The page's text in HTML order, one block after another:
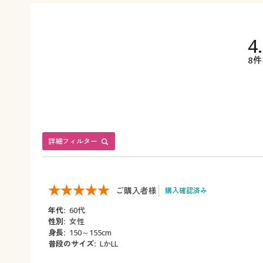
8件
詳細フィルター
ご購入者様 購入確認済み
年代: 60代
性別: 女性
身長: 150～155cm
普段のサイズ: LかLL